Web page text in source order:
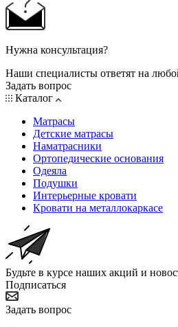
Нужна консультация?
Наши специалисты ответят на
Задать вопрос
Каталог
Матрасы
Детские матрасы
Наматрасники
Ортопедические основания
Одеяла
Подушки
Интерьерные кровати
Кровати на металлокаркасе
Будьте в курсе наших акций и
Подписаться
Задать вопрос